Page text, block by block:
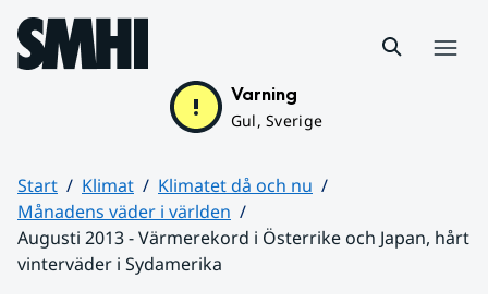
Hoppa till sidans innehåll
Varning
Gul, Sverige
Start Klimat
Klimatet då och nu
Månadens väder i världen
Augusti 2013 - Värmerekord i Österrike och Japan, hårt
vinterväder i Sydamerika